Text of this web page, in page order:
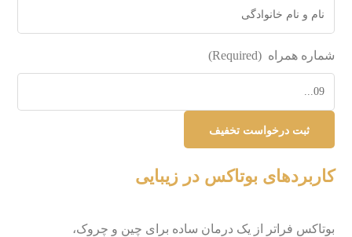
شماره همراه (Required)
کاربردهای بوتاکس در زیبایی
بوتاکس فراتر از یک درمان ساده برای چین و چروک،